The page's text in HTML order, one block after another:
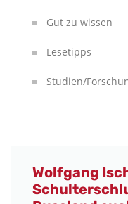
Gut zu wissen
Lesetipps
Studien/
Wolfgang